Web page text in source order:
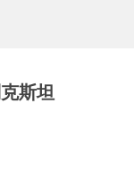
泥船在乌兹别克斯坦
斯坦